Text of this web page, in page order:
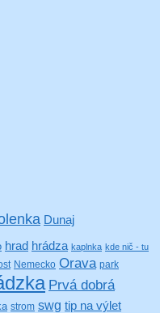
Dunaj
hrad hrádza kaplnka kde nič - tu
Nemecko Orava park
Prvá dobrá
strom swg tip na výlet